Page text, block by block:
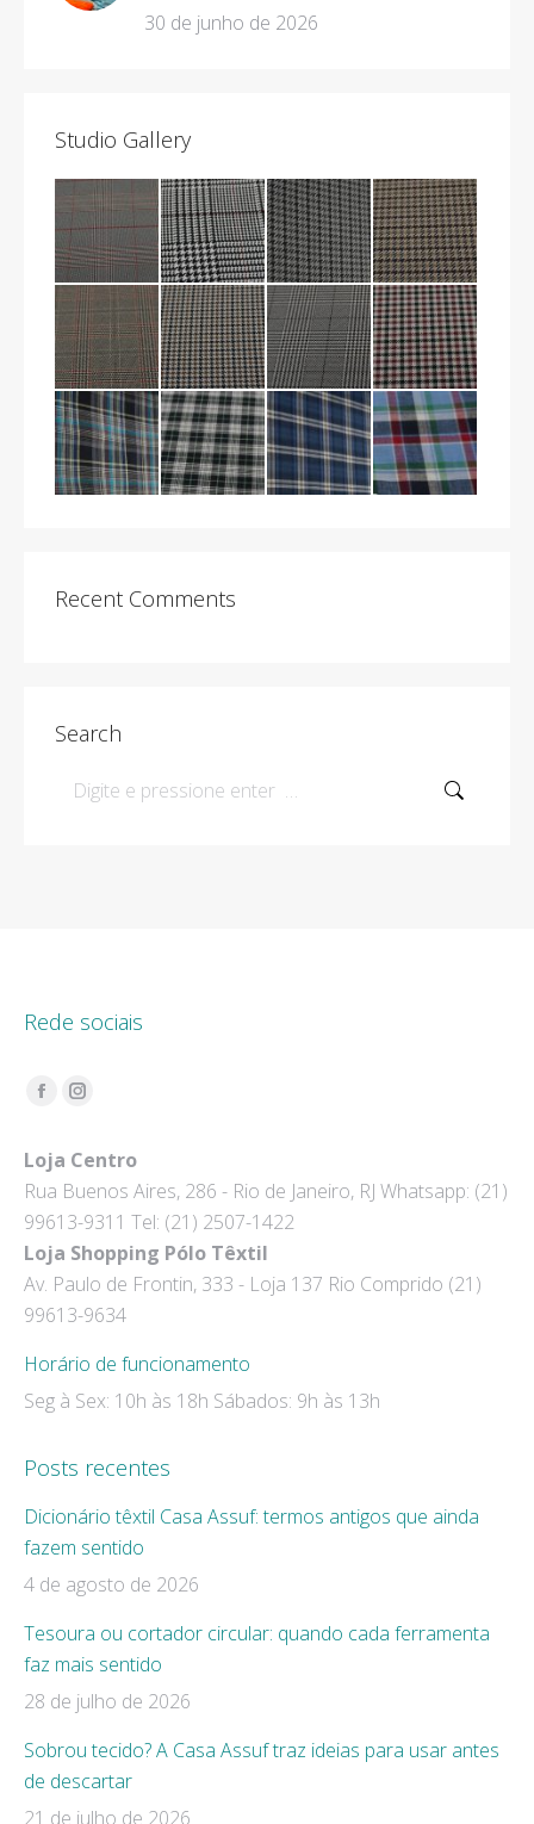
30 de junho de 2026
Studio Gallery
Recent Comments
Search
Search:
Rede sociais
Encontre-nos em:
Facebook
opens
in
new
window
Instagram
opens
in
new
window
Loja Centro
Rua Buenos Aires, 286 - Rio de Janeiro, RJ Whatsapp: (21)
99613-9311 Tel: (21) 2507-1422
Loja Shopping Pólo Têxtil
Av. Paulo de Frontin, 333 - Loja 137 Rio Comprido (21)
99613-9634
Horário de funcionamento
Seg à Sex: 10h às 18h Sábados: 9h às 13h
Posts recentes
Dicionário têxtil Casa Assuf: termos antigos que ainda
fazem sentido
4 de agosto de 2026
Tesoura ou cortador circular: quando cada ferramenta
faz mais sentido
28 de julho de 2026
Sobrou tecido? A Casa Assuf traz ideias para usar antes
de descartar
21 de julho de 2026